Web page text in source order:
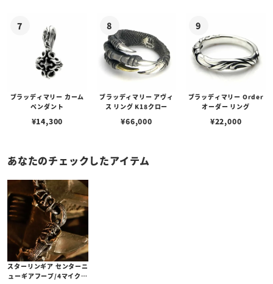
ブラッディマリー カーム
ペンダント
¥14,300
ブラッディマリー アヴィ
ス リング K18クロー
¥66,000
ブラッディマリー Order
オーダー リング
¥22,000
あなたのチェックしたアイテム
スターリンギア センターニ
ューギアフープ/4マイクロ